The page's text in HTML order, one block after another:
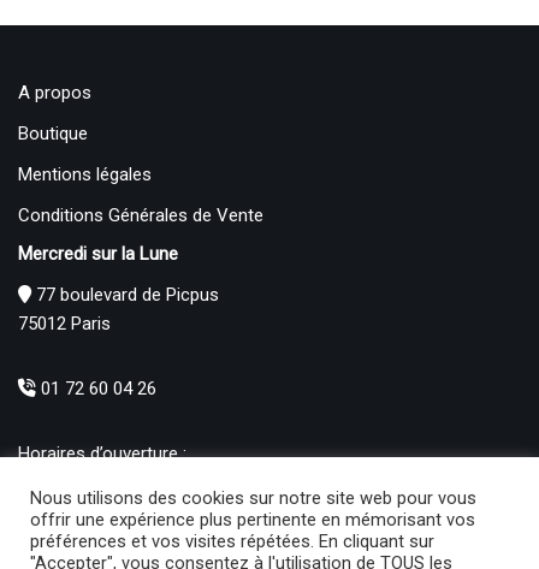
A propos
Boutique
Mentions légales
Conditions Générales de Vente
Mercredi sur la Lune
77 boulevard de Picpus
75012 Paris
01 72 60 04 26
Horaires d’ouverture :
Mercredi au Samedi : 10h30 – 19h00
Produits
Nous utilisons des cookies sur notre site web pour vous
offrir une expérience plus pertinente en mémorisant vos
préférences et vos visites répétées. En cliquant sur
"Accepter", vous consentez à l'utilisation de TOUS les